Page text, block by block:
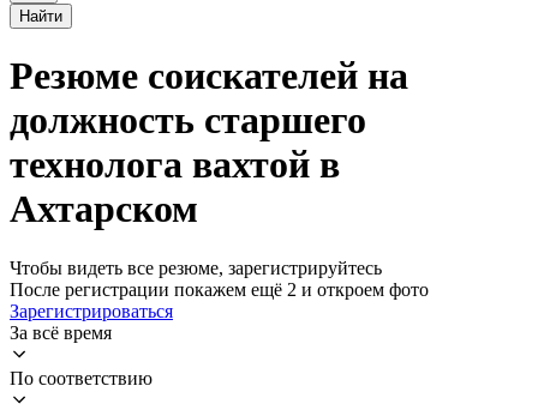
Найти
Резюме соискателей на
должность старшего
технолога вахтой в
Ахтарском
Чтобы видеть все резюме, зарегистрируйтесь
После регистрации покажем ещё 2 и откроем фото
Зарегистрироваться
За всё время
По соответствию